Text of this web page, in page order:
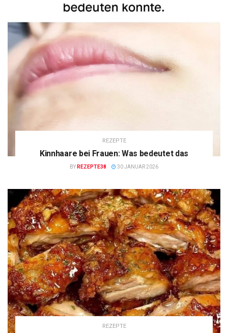
REZEPTE
Kinnhaare bei Frauen: Was bedeutet das
BY REZEPTE38 30 JANUAR 2026
REZEPTE